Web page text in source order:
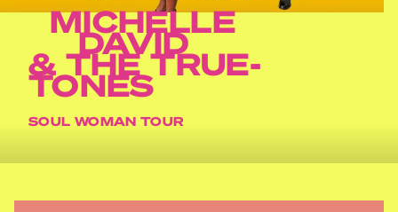
MICHELLE
DAVID
& THE TRUE-
TONES
SOUL WOMAN TOUR